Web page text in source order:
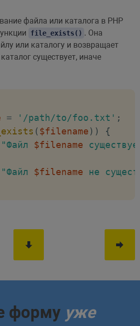
файла или каталога в PHP
file_exists() . Она
или каталогу и возвращает
существует, иначе
= '/path/to/foo.txt' ;
($filename) )
{
"Файл $filename
"Файл $filename не
форму уже